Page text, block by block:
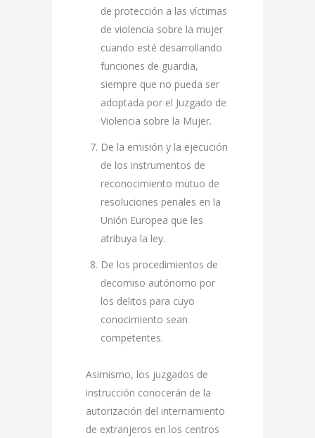
de protección a las víctimas
de violencia sobre la mujer
cuando esté desarrollando
funciones de guardia,
siempre que no pueda ser
adoptada por el Juzgado de
Violencia sobre la Mujer.
De la emisión y la ejecución
de los instrumentos de
reconocimiento mutuo de
resoluciones penales en la
Unión Europea que les
atribuya la ley.
De los procedimientos de
decomiso autónomo por
los delitos para cuyo
conocimiento sean
competentes.
Asimismo, los juzgados de
instrucción conocerán de la
autorización del internamiento
de extranjeros en los centros